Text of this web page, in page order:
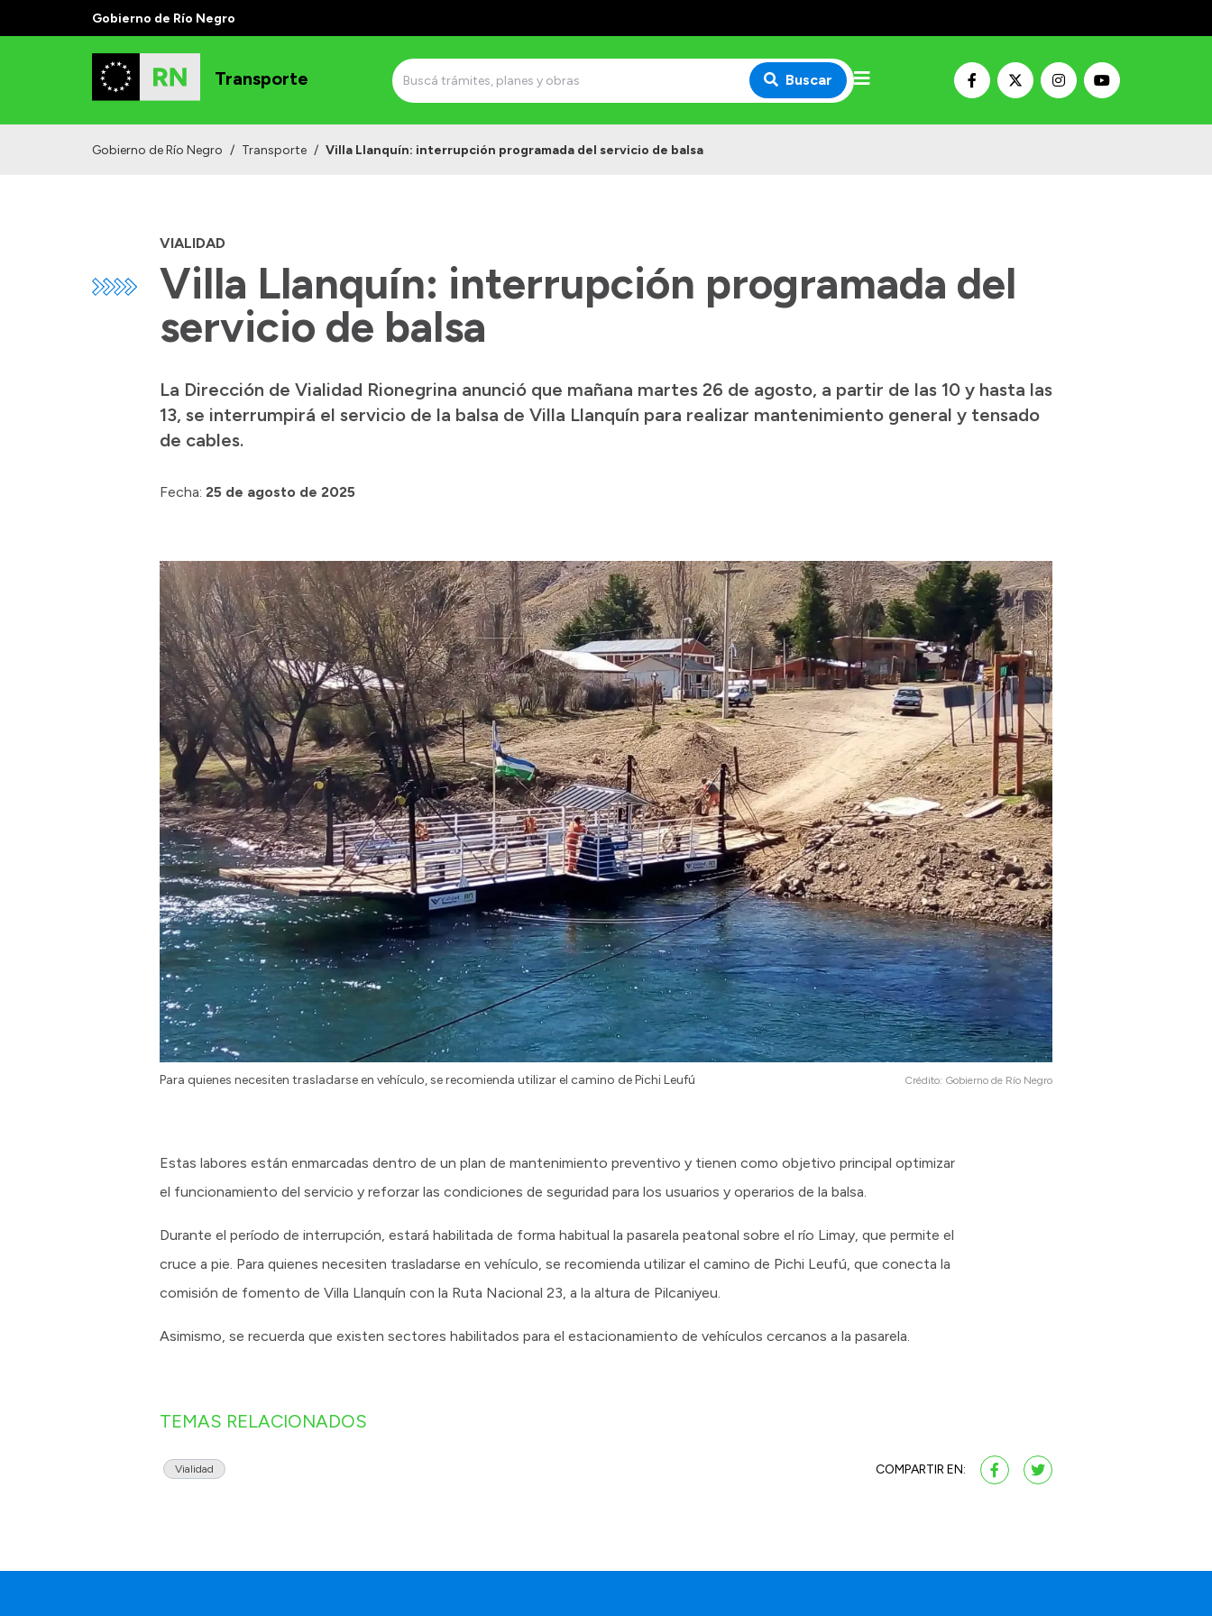
Gobierno de Río Negro
Transporte Buscar
Gobierno de Río Negro / Transporte / Villa Llanquín: interrupción programada del servicio de balsa
VIALIDAD
Villa Llanquín: interrupción programada del
servicio de balsa
La Dirección de Vialidad Rionegrina anunció que mañana martes 26 de agosto, a partir de las 10 y hasta las
13, se interrumpirá el servicio de la balsa de Villa Llanquín para realizar mantenimiento general y tensado
de cables.
Fecha: 25 de agosto de 2025
Para quienes necesiten trasladarse en vehículo, se recomienda utilizar el camino de Pichi Leufú Crédito: Gobierno de Río Negro
Estas labores están enmarcadas dentro de un plan de mantenimiento preventivo y tienen como objetivo principal optimizar
el funcionamiento del servicio y reforzar las condiciones de seguridad para los usuarios y operarios de la balsa.
Durante el período de interrupción, estará habilitada de forma habitual la pasarela peatonal sobre el río Limay, que permite el
cruce a pie. Para quienes necesiten trasladarse en vehículo, se recomienda utilizar el camino de Pichi Leufú, que conecta la
comisión de fomento de Villa Llanquín con la Ruta Nacional 23, a la altura de Pilcaniyeu.
Asimismo, se recuerda que existen sectores habilitados para el estacionamiento de vehículos cercanos a la pasarela.
TEMAS RELACIONADOS
Vialidad COMPARTIR EN: